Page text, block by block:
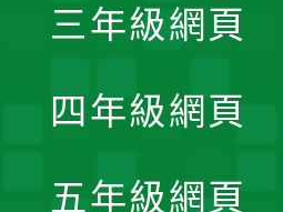
三年級網頁
四年級網頁
五年級網頁